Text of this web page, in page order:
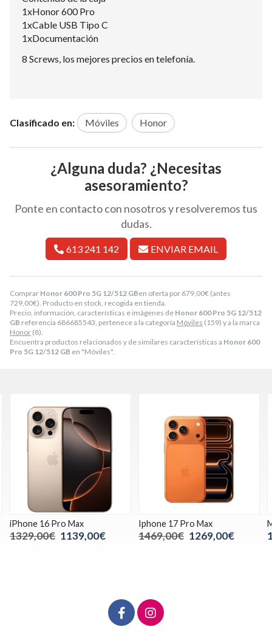
Comprar Honor 600 Pro 5G 12/512 GBen oferta por 679,00€ (antes
729,00€). Producto en stock, recogida en tienda.
Precio, información, características e imágenes de Honor 600 Pro 5G 12/512
GB referencia 686685543, pertenece a la categoría Móviles (159) y a la marca
Honor (8).
Encuentra productos relacionados y de similares características a Honor 600
Pro 5G 12/512 GB en "Móviles".
1xHonor 600 Pro
1xCable USB Tipo C
1xDocumentación
8 Screws, los mejores precios en telefonía.
Clasificado en: Móviles Honor
¿Alguna duda? ¿Necesitas
asesoramiento?
Ponte en contacto con nosotros y resolveremos tus
dudas.
613 241 142 ENVIAR EMAIL
Iphone 17 Pro Max
1469,00€ 1269,00€
Motorola Moto G34 5G
139,00€